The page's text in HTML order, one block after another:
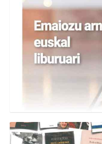
IRAKURRI
Denda barrutik